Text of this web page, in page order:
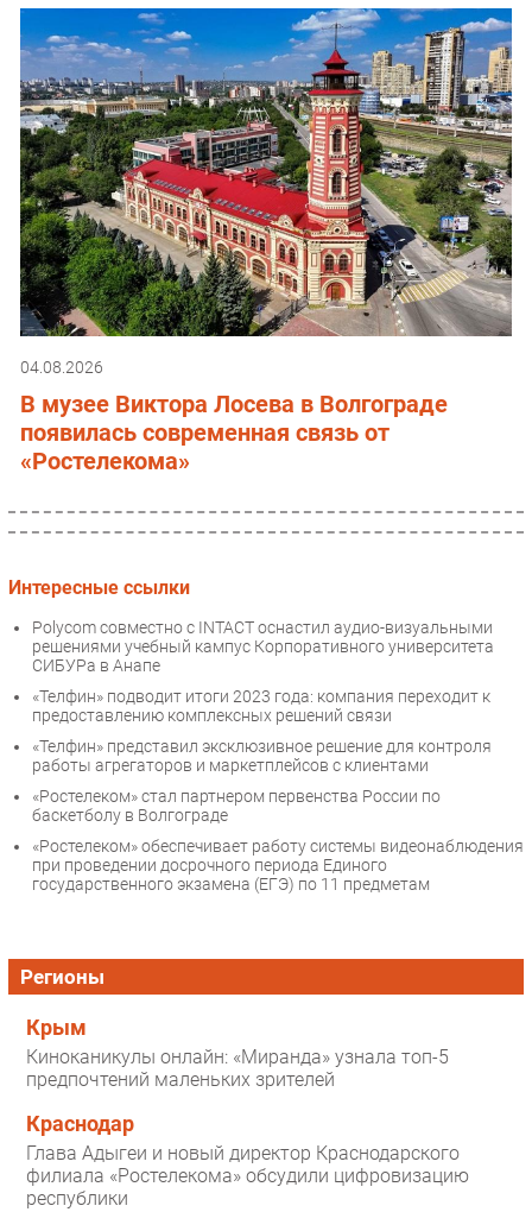
04.08.2026
В музее Виктора Лосева в Волгограде
появилась современная связь от
«Ростелекома»
Интересные ссылки
Polycom совместно с INTACT оснастил аудио-визуальными
решениями учебный кампус Корпоративного университета
СИБУРа в Анапе
«Телфин» подводит итоги 2023 года: компания переходит к
предоставлению комплексных решений связи
«Телфин» представил эксклюзивное решение для контроля
работы агрегаторов и маркетплейсов с клиентами
«Ростелеком» стал партнером первенства России по
баскетболу в Волгограде
«Ростелеком» обеспечивает работу системы видеонаблюдения
при проведении досрочного периода Единого
государственного экзамена (ЕГЭ) по 11 предметам
Регионы
Крым
Киноканикулы онлайн: «Миранда» узнала топ-5
предпочтений маленьких зрителей
Краснодар
Глава Адыгеи и новый директор Краснодарского
филиала «Ростелекома» обсудили цифровизацию
республики